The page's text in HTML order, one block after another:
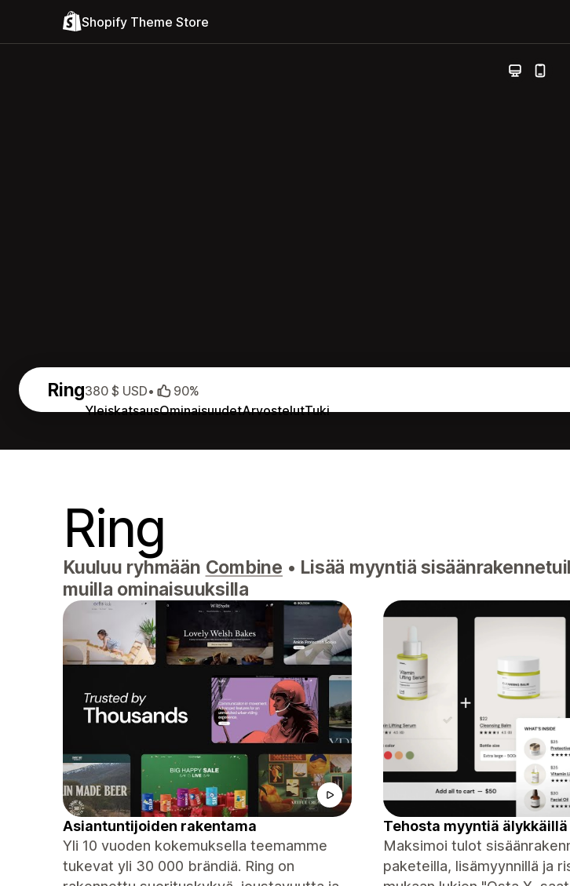
Shopify Theme Store
Ring
YleiskatsausOminaisuudetArvostelutTuki
380 $ USD• 90%
Ring
Kuuluu ryhmään Combine • Lisää myyntiä
muilla ominaisuuksilla
Asiantuntijoiden rakentama
Yli 10 vuoden kokemuksella teemamme
tukevat yli 30 000 brändiä. Ring on
Tehosta myyntiä
Maksimoi tulot
paketeilla, lisämyynnillä ja